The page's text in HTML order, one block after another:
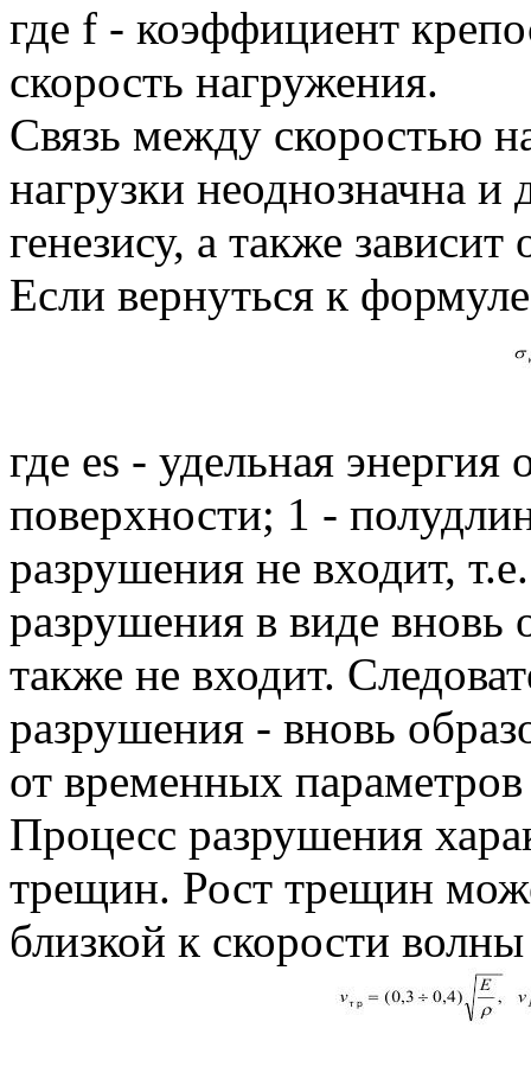
где f - коэффициент
скорость нагружения.
Связь между скоростью
нагрузки неоднозначна
генезису, а также
Если вернуться к
где es - удельная
поверхности; 1 -
разрушения не входит,
разрушения в виде вновь
также не входит.
разрушения - вновь
от временных
Процесс разрушения
трещин. Рост трещин
близкой к скорости